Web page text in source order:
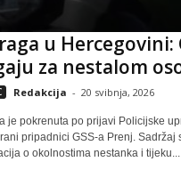
u Hercegovini:
za nestalom
Redakcija - 20 svibnja, 2026
je pokrenuta po prijavi Policijske
pripadnici GSS-a Prenj. Sadržaj
o okolnostima nestanka i tijeku...